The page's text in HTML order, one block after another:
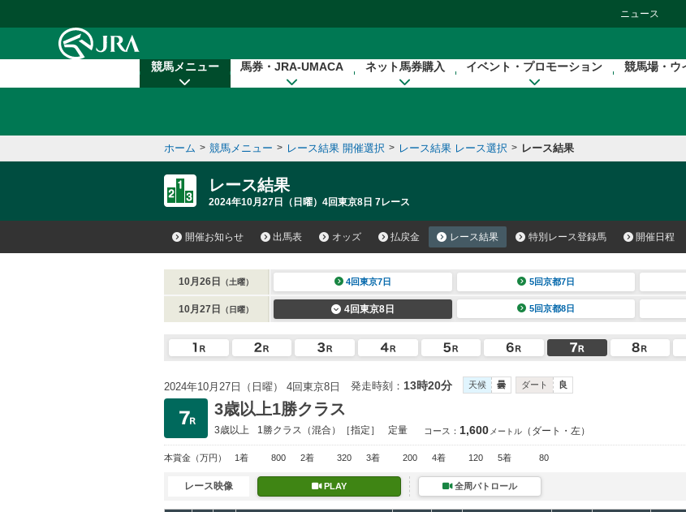
ニュース
競馬メニュー 馬券・JRA-UMACA ネット馬券購入 イベント・プロモーション 競馬場・ウ
ホーム > 競馬メニュー > レース結果 開催選択 > レース結果 レース選択 > レース結果
レース結果
2024年10月27日（日曜）4回東京8日 7レース
開催お知らせ 出馬表 オッズ 払戻金 レース結果 特別レース登録馬 開催日程
10月26日 （土曜） 4回東京7日 5回京都7日
10月27日 （日曜） 4回東京8日 5回京都8日
2024年10月27日（日曜） 4回東京8日 発走時刻： 13時20分 天候 曇 ダート 良
3歳以上1勝クラス
3歳以上 1勝クラス （混合）［指定］ 定量 コース： 1,600 メートル （ダート・左）
本賞金 （万円） 1着 800 2着 320 3着 200 4着 120 5着 80
レース映像 PLAY 全周パトロール